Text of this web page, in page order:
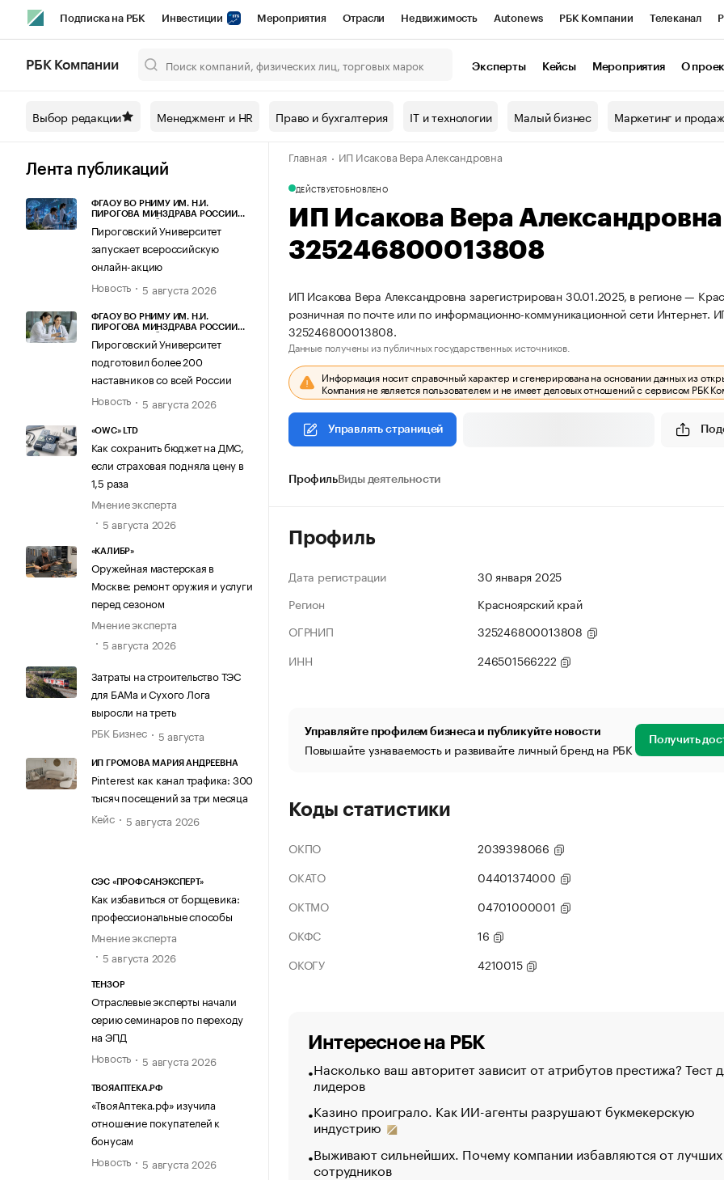
Подписка на РБК Инвестиции Мероприятия Отрасли Недвижимость Autonews РБК Компании Телеканал
Спецпроекты СПб Конференции СПб Спецпроекты Проверка контрагентов
Технологии и медиа Рынок наличной валюты
РБК Компании Эксперты Кейсы Мероприятия О
Выбор редакции Менеджмент и HR Право и бухгалтерия IT и технологии Малый бизнес Маркетинг и
Лента публикаций
ФГАОУ ВО РНИМУ ИМ. Н.И.
ПИРОГОВА МИНЗДРАВА РОССИИ
Пироговский Университет
запускает всероссийскую
онлайн-акцию
Новость
5 августа 2026
ФГАОУ ВО РНИМУ ИМ. Н.И.
ПИРОГОВА МИНЗДРАВА РОССИИ
Пироговский Университет
подготовил более 200
наставников со всей России
Новость
5 августа 2026
«OWC» LTD
Как сохранить бюджет на ДМС,
если страховая подняла цену в
1,5 раза
Мнение эксперта
5 августа 2026
«КАЛИБР»
Оружейная мастерская в
Москве: ремонт оружия и услуги
перед сезоном
Мнение эксперта
5 августа 2026
Затраты на строительство ТЭС
для БАМа и Сухого Лога
выросли на треть
РБК Бизнес
5 августа
ИП ГРОМОВА МАРИЯ АНДРЕЕВНА
Pinterest как канал трафика: 300
тысяч посещений за три месяца
Кейс
5 августа 2026
СЭС «ПРОФСАНЭКСПЕРТ»
Как избавиться от борщевика:
профессиональные способы
Мнение эксперта
5 августа 2026
ТЕНЗОР
Отраслевые эксперты начали
серию семинаров по переходу
на ЭПД
Новость
5 августа 2026
ТВОЯАПТЕКА.РФ
«ТвояАптека.рф» изучила
отношение покупателей к
бонусам
Новость
5 августа 2026
Главная ИП Исакова Вера Александровна
ДЕЙСТВУЕТОБНОВЛЕНО
ИП Исакова Вера
325246800013808
ИП Исакова Вера Александровна зарегистрирован 30.01.2025, в регионе —
розничная по почте или по информационно-коммуникационной сети
325246800013808.
Данные получены из публичных государственных источников.
Информация носит справочный характер и сгенерирована на основании данных из
Компания не является пользователем и не имеет деловых отношений с сервисом РБК
Управлять страницей
ПрофильВиды деятельности
Профиль
Дата регистрации
30 января 2025
Регион
Красноярский край
ОГРНИП
325246800013808
ИНН
246501566222
Управляйте профилем бизнеса и публикуйте новости
Повышайте узнаваемость и развивайте личный бренд на РБК Получить
Коды статистики
ОКПО
2039398066
ОКАТО
04401374000
ОКТМО
04701000001
ОКФС
16
ОКОГУ
4210015
Интересное на РБК
Насколько ваш авторитет зависит от атрибутов престижа? Тест
лидеров
Казино проиграло. Как ИИ-агенты разрушают букмекерскую
индустрию
Выживают сильнейших. Почему компании избавляются от лучших
сотрудников